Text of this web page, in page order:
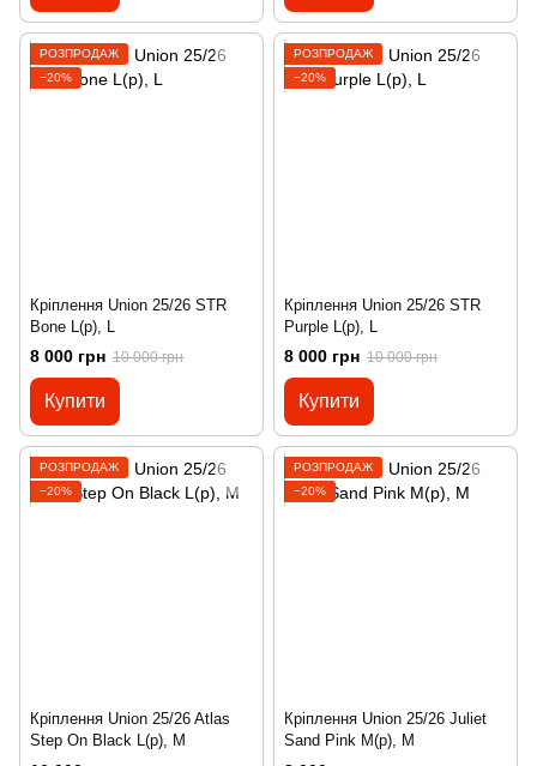
РОЗПРОДАЖ
−20%
Кріплення Union 25/26 STR
Bone L(р), L
8 000 грн 10 000 грн
Купити
РОЗПРОДАЖ
−20%
Кріплення Union 25/26 STR
Purple L(р), L
8 000 грн 10 000 грн
Купити
РОЗПРОДАЖ
−20%
Кріплення Union 25/26 Atlas
Step On Black L(р), M
РОЗПРОДАЖ
−20%
Кріплення Union 25/26 Juliet
Sand Pink M(р), M